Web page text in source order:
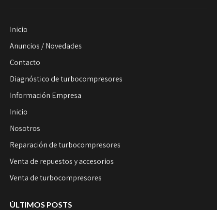
Inicio
Anuncios / Novedades
Contacto
Diagnóstico de turbocompresores
Información Empresa
Inicio
Nosotros
Reparación de turbocompresores
Venta de repuestos y accesorios
Venta de turbocompresores
ÚLTIMOS POSTS